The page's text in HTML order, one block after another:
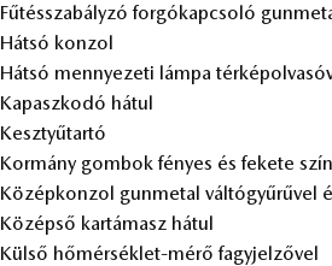
Fű­tés­sza­bály­zó for­gó­kap­cso­ló
Hát­só kon­zol
Hát­só mennye­ze­ti lám­pa
Ka­pasz­ko­dó há­tul
Kesz­tyű­tar­tó
Kor­mány gom­bok fé­nyes és fe­ke­te
Kö­zép­kon­zol gun­me­tal vál­tó­gyű­rű­vel
Kö­zép­ső kar­tá­masz há­tul
Kül­ső hő­mér­sék­let-mérő fagy­jel­ző­vel